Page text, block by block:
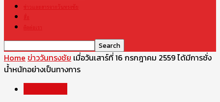
ข่าวและสารจากวันทรงชัย
สื่อ
ติดต่อเรา
Home ข่าววันทรงชัย เมื่อวันเสาร์ที่ 16 กรกฎาคม 2559 ได้มีการชั่ง
น้ำหนักอย่างเป็นทางการ